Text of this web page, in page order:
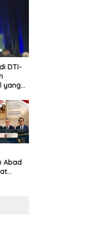
DTI-
yang
Abad